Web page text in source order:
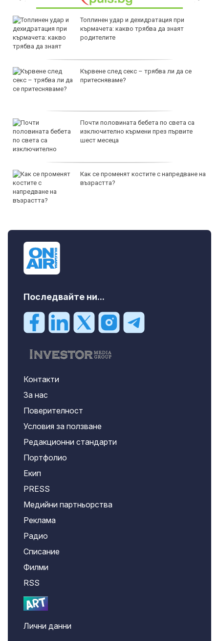
Топлинен удар и дехидратация при
кърмачета: какво трябва да знаят
родителите
Кървене след секс – трябва ли да се
притесняваме?
Почти половината бебета по света са
изключително кърмени през първите
шест месеца
Как се променят костите с напредване на
възрастта?
Последвайте ни...
Контакти
За нас
Поверителност
Условия за ползване
Редакционни стандарти
Портфолио
Екип
PRESS
Медийни партньорства
Реклама
Радио
Списание
Филми
RSS
Лични данни